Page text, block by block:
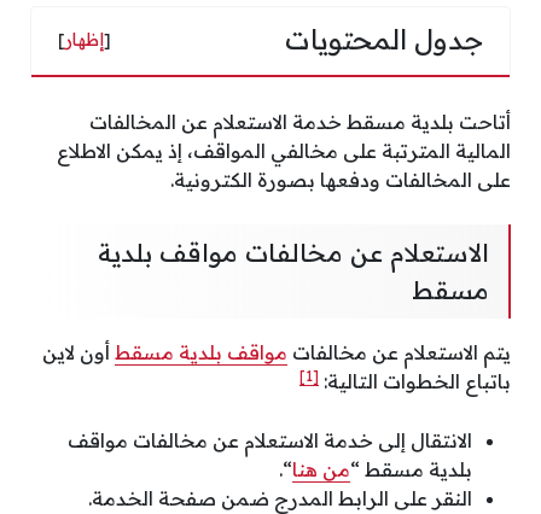
جدول المحتويات [إظهار]
أتاحت بلدية مسقط خدمة الاستعلام عن المخالفات
المالية المترتبة على مخالفي المواقف، إذ يمكن الاطلاع
على المخالفات ودفعها بصورة الكترونية.
الاستعلام عن مخالفات مواقف بلدية
مسقط
يتم الاستعلام عن مخالفات مواقف بلدية مسقط أون لاين
باتباع الخطوات التالية: [1]
الانتقال إلى خدمة الاستعلام عن مخالفات مواقف
بلدية مسقط “من هنا“.
النقر على الرابط المدرج ضمن صفحة الخدمة.